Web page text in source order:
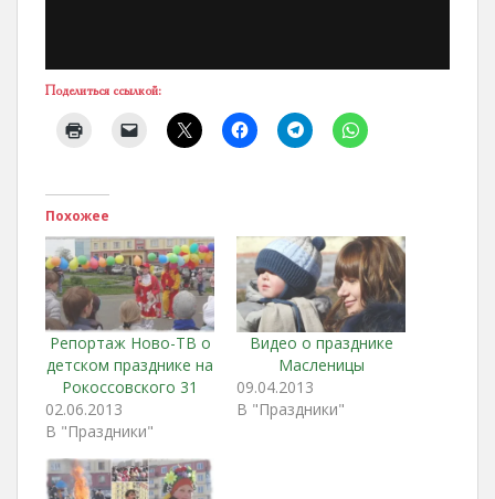
Поделиться ссылкой:
Похожее
Репортаж Ново-ТВ о
детском празднике на
Рокоссовского 31
02.06.2013
В "Праздники"
Видео о празднике
Масленицы
09.04.2013
В "Праздники"